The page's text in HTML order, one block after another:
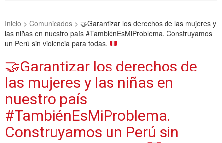
Inicio > Comunicados > 🤝Garantizar los derechos de las mujeres y
las niñas en nuestro país #TambiénEsMiProblema. Construyamos
un Perú sin violencia para todas.
🤝Garantizar los derechos de
las mujeres y las niñas en
nuestro país
#TambiénEsMiProblema.
Construyamos un Perú sin